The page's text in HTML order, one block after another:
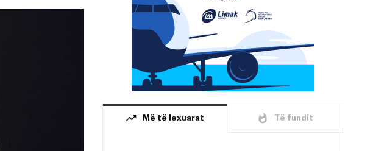
trending_up Më të lexuarat whatshot Të fundit